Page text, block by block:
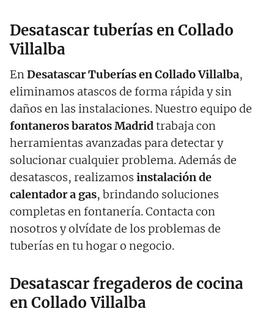
Desatascar tuberías en Collado
Villalba
EnDesatascar Tuberías en Collado Villalba,
eliminamos atascos de forma rápida y sin
daños en las instalaciones. Nuestro equipo de
fontaneros baratos Madridtrabaja con
herramientas avanzadas para detectar y
solucionar cualquier problema. Además de
desatascos, realizamos instalación de
calentador a gas, brindando soluciones
completas en fontanería. Contacta con
nosotros y olvídate de los problemas de
tuberías en tu hogar o negocio.
Desatascar fregaderos de cocina
en Collado Villalba